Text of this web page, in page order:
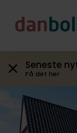
Seneste
Få det her
Galleri